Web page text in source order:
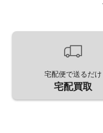
宅配便で送るだけ
宅配買取